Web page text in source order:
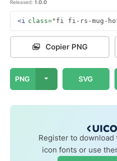
Released: 1.0.0
<i class="fi fi-rs-mug-
Copier PNG
PNG SVG
Register to download
icon fonts or use